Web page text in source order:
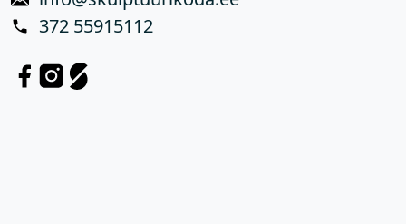
372 55915112